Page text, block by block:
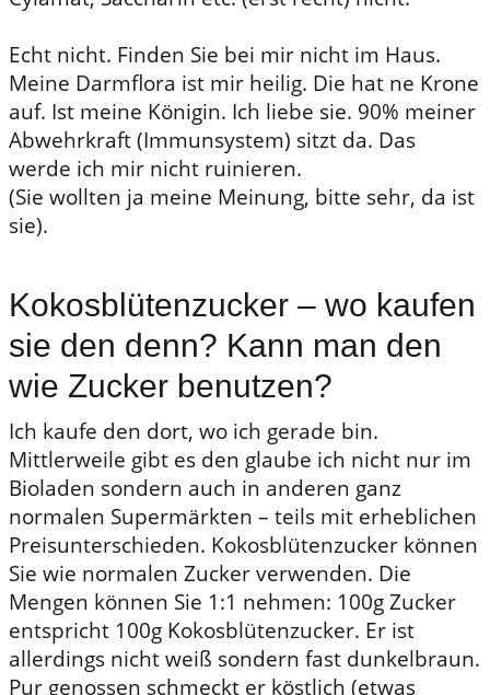
Echt nicht. Finden Sie bei mir nicht im Haus.
Meine Darmflora ist mir heilig. Die hat ne Krone
auf. Ist meine Königin. Ich liebe sie. 90% meiner
Abwehrkraft (Immunsystem) sitzt da. Das
werde ich mir nicht ruinieren.
(Sie wollten ja meine Meinung, bitte sehr, da ist
sie).
Kokosblütenzucker – wo kaufen
sie den denn? Kann man den
wie Zucker benutzen?
Ich kaufe den dort, wo ich gerade bin.
Mittlerweile gibt es den glaube ich nicht nur im
Bioladen sondern auch in anderen ganz
normalen Supermärkten – teils mit erheblichen
Preisunterschieden. Kokosblütenzucker können
Sie wie normalen Zucker verwenden. Die
Mengen können Sie 1:1 nehmen: 100g Zucker
entspricht 100g Kokosblütenzucker. Er ist
allerdings nicht weiß sondern fast dunkelbraun.
Pur genossen schmeckt er köstlich (etwas